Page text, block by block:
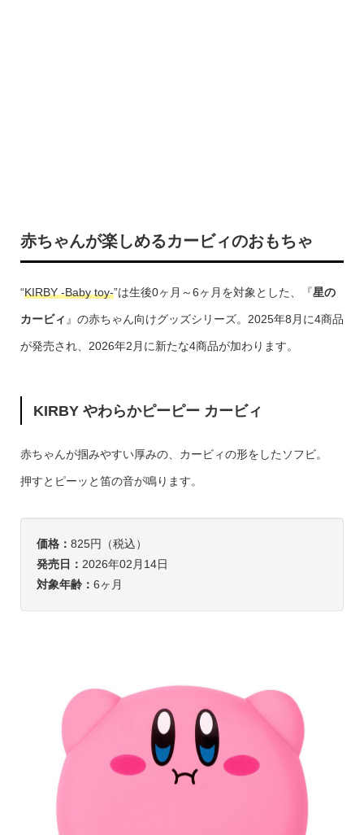
赤ちゃんが楽しめるカービィのおもちゃ
“KIRBY -Baby toy-”は生後0ヶ月～6ヶ月を対象とした、『星の
カービィ 』の赤ちゃん向けグッズシリーズ。2025年8月に4商品
が発売され、2026年2月に新たな4商品が加わります。
KIRBY やわらかピーピー カービィ
赤ちゃんが掴みやすい厚みの、カービィの形をしたソフビ。
押すとピーッと笛の音が鳴ります。
価格： 825円（税込）
発売日： 2026年02月14日
対象年齢： 6ヶ月